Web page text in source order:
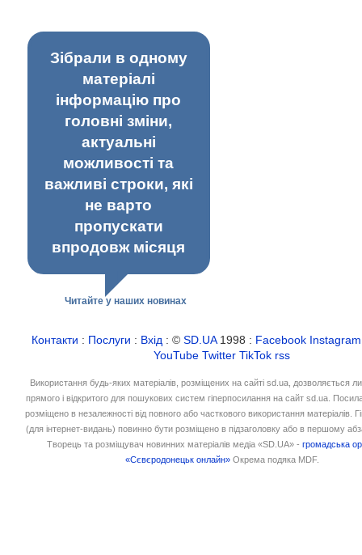
Зібрали в одному
матеріалі
інформацію про
головні зміни,
актуальні
можливості та
важливі строки, які
не варто
пропускати
впродовж місяця
Читайте у наших новинах
Контакти : Послуги : Вхід : ©SD.UA1998 : Facebook Instagram
YouTube Twitter TikTok rss
Використання будь-яких матеріалів, розміщених на сайті sd.ua, дозволяється
прямого і відкритого для пошукових систем гіперпосилання на сайт sd.ua.
розміщено в незалежності від повного або часткового використання матеріалів.
(для інтернет-видань) повинно бути розміщено в підзаголовку або в першому
Творець та розміщувач новинних матеріалів медіа «SD.UA» -громадська
«Сєвєродонецьк онлайн» Окрема подяка MDF.